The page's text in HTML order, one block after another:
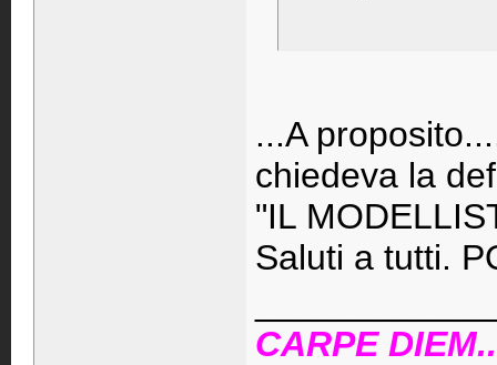
...A
chiedeva la
"IL
Saluti a tutti.
CARPE